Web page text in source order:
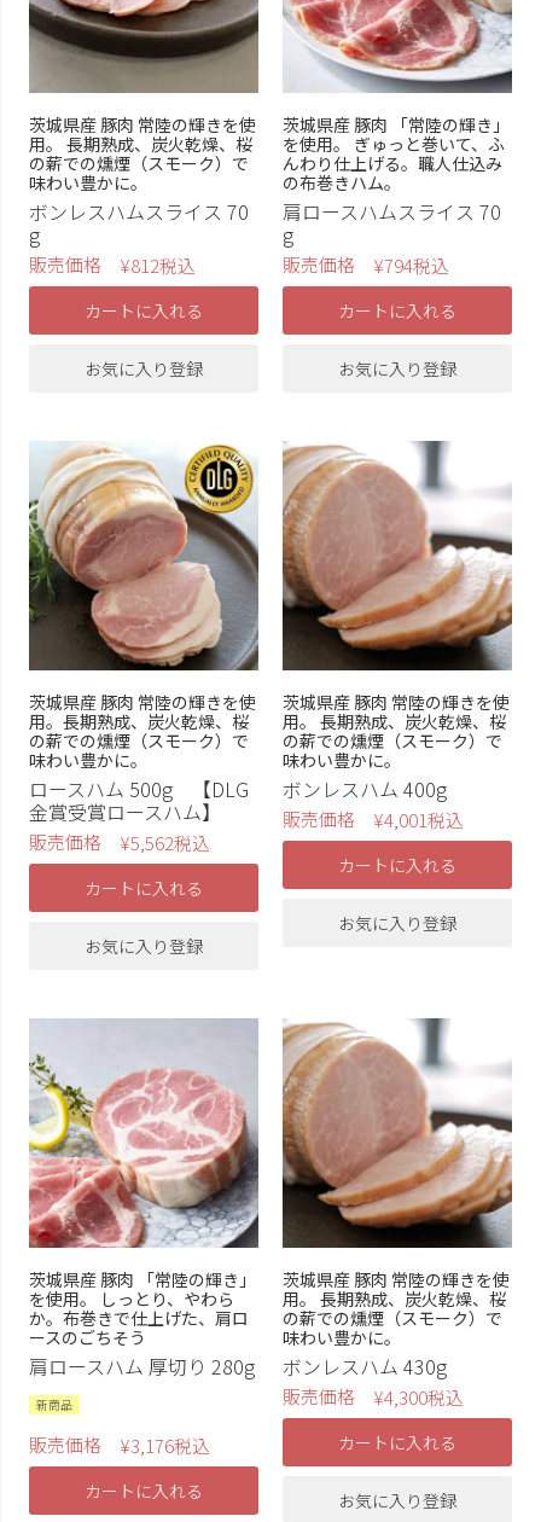
食べるヨーグルト
飲むヨーグルト
チーズ
桐製ギフト箱
上記条件で検索する
茨城県産 豚肉 常陸の輝きを使
用。 長期熟成、炭火乾燥、桜
の薪での燻煙（スモーク）で
味わい豊かに。
ボンレスハムスライス 70
g
販売価格 ¥812税込
カートに入れる
お気に入り登録
茨城県産 豚肉 「常陸の輝き」
を使用。 ぎゅっと巻いて、ふ
んわり仕上げる。職人仕込み
の布巻きハム。
肩ロースハムスライス 70
g
販売価格 ¥794税込
カートに入れる
お気に入り登録
茨城県産 豚肉 常陸の輝きを使
用。長期熟成、炭火乾燥、桜
の薪での燻煙（スモーク）で
味わい豊かに。
ロースハム 500g 【DLG
金賞受賞ロースハム】
販売価格 ¥5,562税込
カートに入れる
お気に入り登録
茨城県産 豚肉 常陸の輝きを使
用。 長期熟成、炭火乾燥、桜
の薪での燻煙（スモーク）で
味わい豊かに。
ボンレスハム 400g
販売価格 ¥4,001税込
カートに入れる
お気に入り登録
茨城県産 豚肉 「常陸の輝き」
を使用。 しっとり、やわら
か。布巻きで仕上げた、肩ロ
ースのごちそう
肩ロースハム 厚切り 280g
新商品
販売価格 ¥3,176税込
カートに入れる
茨城県産 豚肉 常陸の輝きを使
用。 長期熟成、炭火乾燥、桜
の薪での燻煙（スモーク）で
味わい豊かに。
ボンレスハム 430g
販売価格 ¥4,300税込
カートに入れる
お気に入り登録